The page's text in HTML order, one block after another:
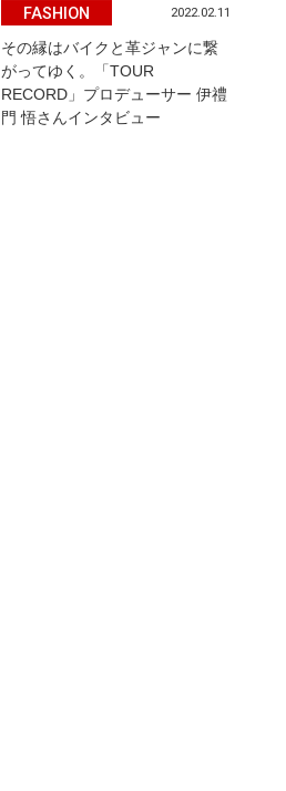
FASHION 2022.02.11
その縁はバイクと革ジャンに繋
がってゆく。「TOUR
RECORD」プロデューサー 伊禮
門 悟さんインタビュー